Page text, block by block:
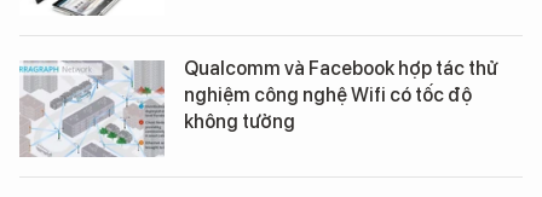
Qualcomm và Facebook hợp tác thử
nghiệm công nghệ Wifi có tốc độ
không tưởng